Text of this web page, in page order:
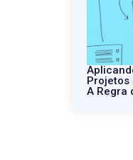
Projetos
A Regra